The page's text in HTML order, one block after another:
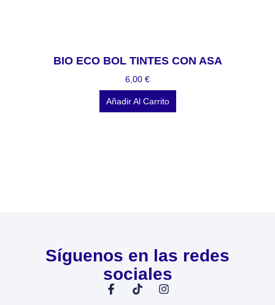
BIO ECO BOL TINTES CON ASA
6,00 €
Añadir Al Carrito
Síguenos en las redes
sociales